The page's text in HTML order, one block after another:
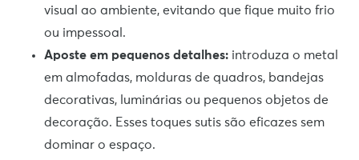
visual ao ambiente, evitando que fique muito frio
ou impessoal.
Aposte em pequenos detalhes: introduza o metal
em almofadas, molduras de quadros, bandejas
decorativas, luminárias ou pequenos objetos de
decoração. Esses toques sutis são eficazes sem
dominar o espaço.